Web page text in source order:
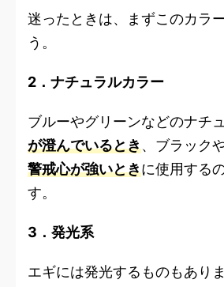
迷ったときは、まずこのカラ
う。
2．ナチュラルカラー
ブルーやグリーンなどのナチ
が澄んでいるとき、ブラック
警戒心が強いときに使用する
す。
3．発光系
エギには発光するものもありま